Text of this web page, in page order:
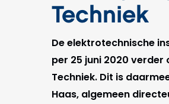
Techniek
De elektrotechnische
per 25 juni 2020
Techniek. Dit is
Haas, algemeen